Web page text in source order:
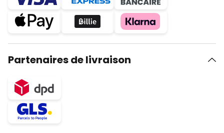
Partenaires de livraison